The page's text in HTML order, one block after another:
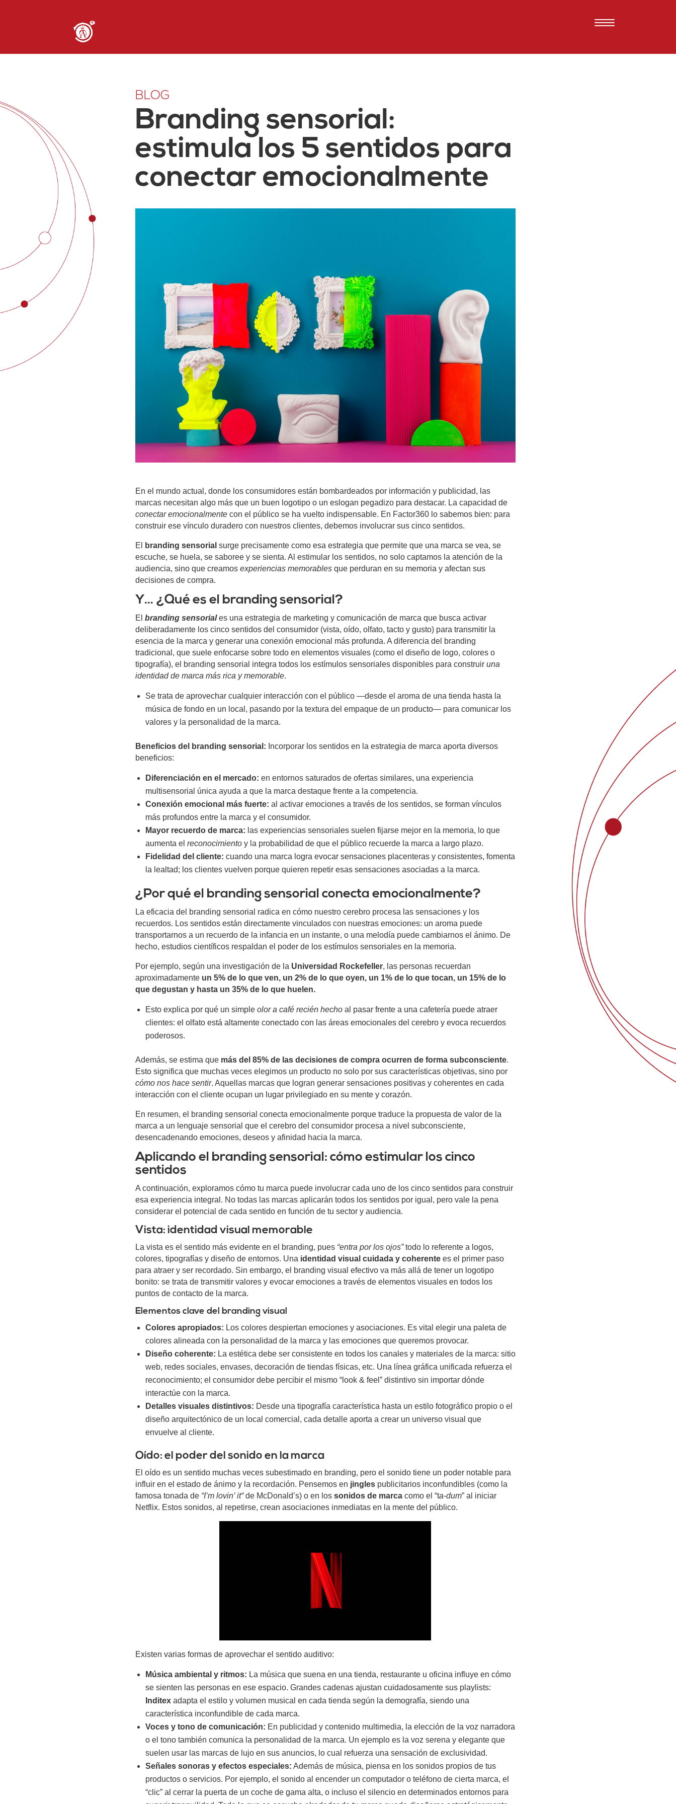
BLOG
Branding sensorial:
estimula los 5 sentidos para
conectar emocionalmente
En el mundo actual, donde los consumidores están bombardeados por información y publicidad, las
marcas necesitan algo más que un buen logotipo o un eslogan pegadizo para destacar. La capacidad de
conectar emocionalmentecon el público se ha vuelto indispensable. En Factor360lo sabemos bien: para
construir ese vínculo duradero con nuestros clientes, debemos involucrar sus cinco sentidos.
El branding sensorial surge precisamente como esa estrategia que permite que una marca se vea, se
escuche, se huela, se saboree y se sienta. Al estimular los sentidos, no solo captamos la atención de la
audiencia, sino que creamos experiencias memorablesque perduran en su memoria y afectan sus
decisiones de compra.
Y… ¿Qué es el branding sensorial?
El branding sensoriales una estrategia de marketing y comunicación de marca que busca activar
deliberadamente los cinco sentidos del consumidor (vista, oído, olfato, tacto y gusto) para transmitir la
esencia de la marca y generar una conexión emocional más profunda. A diferencia del branding
tradicional, que suele enfocarse sobre todo en elementos visuales (como el diseño de logo, colores o
tipografía), el branding sensorial integra todos los estímulos sensoriales disponibles para construir una
identidad de marca más rica y memorable.
Se trata de aprovechar cualquier interacción con el público —desde el aroma de una tienda hasta la
música de fondo en un local, pasando por la textura del empaque de un producto— para comunicar los
valores y la personalidad de la marca.
Beneficios del branding sensorial: Incorporar los sentidos en la estrategia de marca aporta diversos
beneficios:
Diferenciación en el mercado: en entornos saturados de ofertas similares, una experiencia
multisensorial única ayuda a que la marca destaque frente a la competencia.
Conexión emocional más fuerte: al activar emociones a través de los sentidos, se forman vínculos
más profundos entre la marca y el consumidor.
Mayor recuerdo de marca: las experiencias sensoriales suelen fijarse mejor en la memoria, lo que
aumenta el reconocimientoy la probabilidad de que el público recuerde la marca a largo plazo.
Fidelidad del cliente: cuando una marca logra evocar sensaciones placenteras y consistentes, fomenta
la lealtad; los clientes vuelven porque quieren repetir esas sensaciones asociadas a la marca.
¿Por qué el branding sensorial conecta emocionalmente?
La eficacia del branding sensorial radica en cómo nuestro cerebro procesa las sensaciones y los
recuerdos. Los sentidos están directamente vinculados con nuestras emociones: un aroma puede
transportarnos a un recuerdo de la infancia en un instante, o una melodía puede cambiarnos el ánimo. De
hecho, estudios científicos respaldan el poder de los estímulos sensoriales en la memoria.
Por ejemplo, según una investigación de la Universidad Rockefeller, las personas recuerdan
aproximadamente un 5% de lo que ven, un 2% de lo que oyen, un 1% de lo que tocan, un 15% de lo
que degustan y hasta un 35% de lo que huelen.
Esto explica por qué un simple olor a café recién hechoal pasar frente a una cafetería puede atraer
clientes: el olfato está altamente conectado con las áreas emocionales del cerebro y evoca recuerdos
poderosos.
Además, se estima que más del 85% de las decisiones de compra ocurren de forma subconsciente.
Esto significa que muchas veces elegimos un producto no solo por sus características objetivas, sino por
cómo nos hace sentir. Aquellas marcas que logran generar sensaciones positivas y coherentes en cada
interacción con el cliente ocupan un lugar privilegiado en su mente y corazón.
En resumen, el branding sensorial conecta emocionalmente porque traduce la propuesta de valor de la
marca a un lenguaje sensorial que el cerebro del consumidor procesa a nivel subconsciente,
desencadenando emociones, deseos y afinidad hacia la marca.
Aplicando el branding sensorial: cómo estimular los cinco
sentidos
A continuación, exploramos cómo tu marca puede involucrar cada uno de los cinco sentidos para construir
esa experiencia integral. No todas las marcas aplicarán todos los sentidos por igual, pero vale la pena
considerar el potencial de cada sentido en función de tu sector y audiencia.
Vista: identidad visual memorable
La vista es el sentido más evidente en el branding, pues “entra por los ojos”todo lo referente a logos,
colores, tipografías y diseño de entornos. Una identidad visual cuidada y coherentees el primer paso
para atraer y ser recordado. Sin embargo, el branding visual efectivo va más allá de tener un logotipo
bonito: se trata de transmitir valores y evocar emociones a través de elementos visuales en todos los
puntos de contacto de la marca.
Elementos clave del branding visual
Colores apropiados: Los colores despiertan emociones y asociaciones. Es vital elegir una paleta de
colores alineada con la personalidad de la marca y las emociones que queremos provocar.
Diseño coherente: La estética debe ser consistente en todos los canales y materiales de la marca: sitio
web, redes sociales, envases, decoración de tiendas físicas, etc. Una línea gráfica unificada refuerza el
reconocimiento; el consumidor debe percibir el mismo “look & feel” distintivo sin importar dónde
interactúe con la marca.
Detalles visuales distintivos: Desde una tipografía característica hasta un estilo fotográfico propio o el
diseño arquitectónico de un local comercial, cada detalle aporta a crear un universo visual que
envuelve al cliente.
Oído: el poder del sonido en la marca
El oído es un sentido muchas veces subestimado en branding, pero el sonido tiene un poder notable para
influir en el estado de ánimo y la recordación. Pensemos en jinglespublicitarios inconfundibles (como la
famosa tonada de “I’m lovin’ it“de McDonald’s) o en los sonidos de marcacomo el “ta-dum” al iniciar
Netflix. Estos sonidos, al repetirse, crean asociaciones inmediatas en la mente del público.
Existen varias formas de aprovechar el sentido auditivo:
Música ambiental y ritmos: La música que suena en una tienda, restaurante u oficina influye en cómo
se sienten las personas en ese espacio. Grandes cadenas ajustan cuidadosamente sus playlists:
Inditex adapta el estilo y volumen musical en cada tienda según la demografía, siendo una
característica inconfundible de cada marca.
Voces y tono de comunicación: En publicidad y contenido multimedia, la elección de la voz narradora
o el tono también comunica la personalidad de la marca. Un ejemplo es la voz serena y elegante que
suelen usar las marcas de lujo en sus anuncios, lo cual refuerza una sensación de exclusividad.
Señales sonoras y efectos especiales: Además de música, piensa en los sonidos propios de tus
productos o servicios. Por ejemplo, el sonido al encender un computador o teléfono de cierta marca, el
“clic” al cerrar la puerta de un coche de gama alta, o incluso el silencio en determinados entornos para